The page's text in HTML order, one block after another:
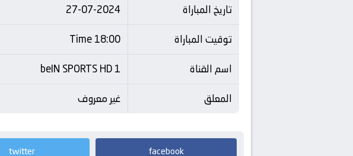
تاريخ المباراة
27-07-2024
توقيت المباراة
18:00 Time
اسم القناة
beIN SPORTS HD 1
المعلق
غير معروف
facebook
twitter